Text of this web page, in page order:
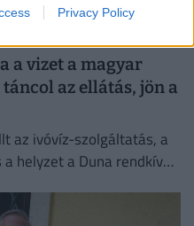
Privacy Policy
a vizet a magyar
az ellátás, jön a
az ivóvíz-szolgáltatás, a
helyzet a Duna rendkívül